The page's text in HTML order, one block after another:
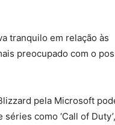
tranquilo em relação às
preocupado com o
pela Microsoft
como ‘Call of Duty’,